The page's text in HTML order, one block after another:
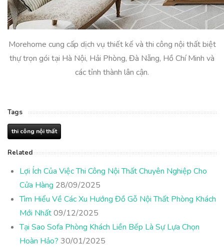
Morehome cung cấp dịch vụ thiết kế và thi công nội thất biệt
thự trọn gói tại Hà Nội, Hải Phòng, Đà Nẵng, Hồ Chí Minh và
các tỉnh thành lân cận.
Tags
thi công nội thất
Related
Lợi Ích Của Việc Thi Công Nội Thất Chuyên Nghiệp Cho
Cửa Hàng 28/09/2025
Tìm Hiểu Về Các Xu Hướng Đồ Gỗ Nội Thất Phòng Khách
Mới Nhất09/12/2025
Tại Sao Sofa Phòng Khách Liền Bếp Là Sự Lựa Chọn
Hoàn Hảo? 30/01/2025